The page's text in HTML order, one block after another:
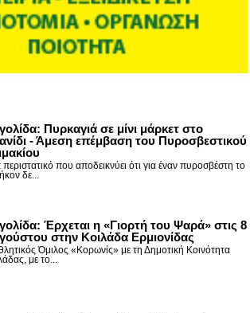
Πυρκαγιά σε μίνι μάρκετ στο
- Άμεση επέμβαση του Πυροσβεστικού
που αποδεικνύει ότι για έναν πυροσβέστη το
δε...
Έρχεται η «Γιορτή του Ψαρά» στις 8
στην Κοιλάδα Ερμιονίδας
Όμιλος «Κορωνίς» με τη Δημοτική Κοινότητα
με το...